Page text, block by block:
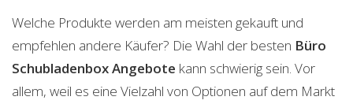
Welche Produkte werden am meisten gekauft und
empfehlen andere Käufer? Die Wahl der besten Büro
SchubladenboxAngebote kann schwierig sein. Vor
allem, weil es eine Vielzahl von Optionen auf dem Markt